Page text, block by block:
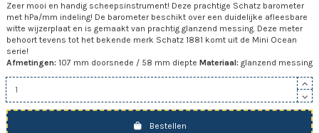
Zeer mooi en handig scheepsinstrument! Deze prachtige Schatz barometer
met hPa/mm indeling! De barometer beschikt over een duidelijke afleesbare
witte wijzerplaat en is gemaakt van prachtig glanzend messing. Deze meter
behoort tevens tot het bekende merk Schatz 1881 komt uit de Mini Ocean
serie!
Afmetingen: 107 mm doorsnede / 58 mm diepte Materiaal: glanzend messing
Bestellen